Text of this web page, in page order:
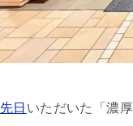
先日 いただいた「濃